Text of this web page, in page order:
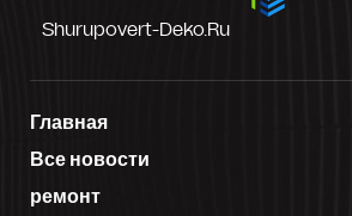
Shurupovert-Deko.ru
Главная
Все новости
ремонт